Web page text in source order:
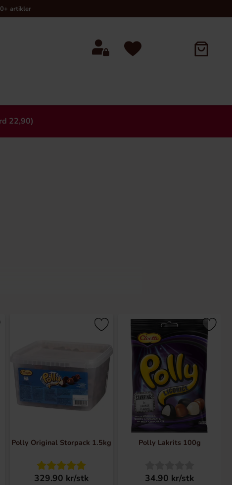
artikler
22,90)
segt inre och smaken av
Polly Original Storpack 1.5kg
329.90 kr/stk
Polly Lakrits 100g
34.90 kr/stk